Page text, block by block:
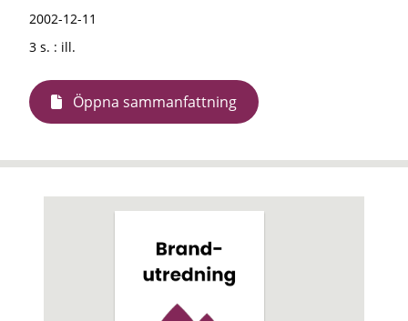
2002-12-11
3 s. : ill.
Öppna sammanfattning